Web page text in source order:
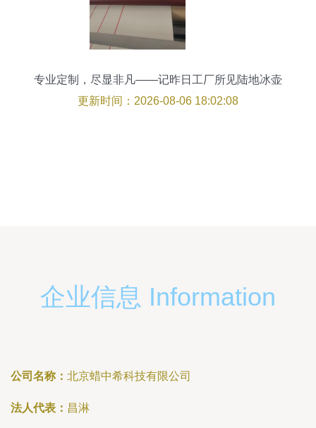
专业定制，尽显非凡——记昨日工厂所见陆地冰壶
地壶球专用运动地板
更新时间：2026-08-06 18:02:08
企业信息 Information
公司名称： 北京蜡中希科技有限公司
法人代表： 昌淋